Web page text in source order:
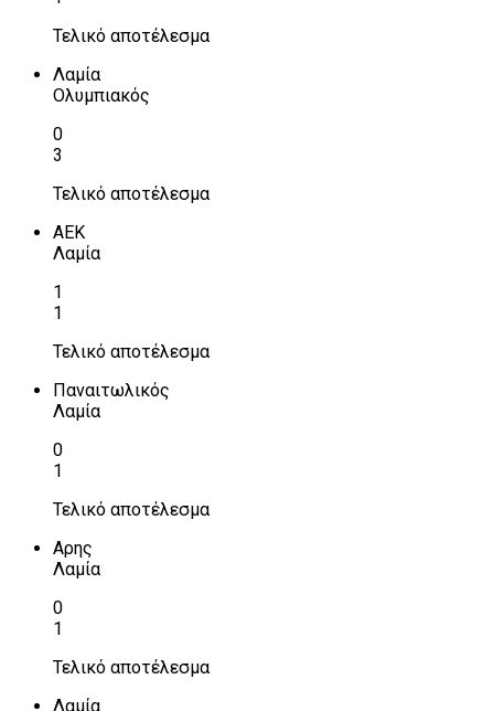
Τελικό αποτέλεσμα
Λαμία
Ολυμπιακός
0
3
Τελικό αποτέλεσμα
ΑΕΚ
Λαμία
1
1
Τελικό αποτέλεσμα
Παναιτωλικός
Λαμία
0
1
Τελικό αποτέλεσμα
Αρης
Λαμία
0
1
Τελικό αποτέλεσμα
Λαμία